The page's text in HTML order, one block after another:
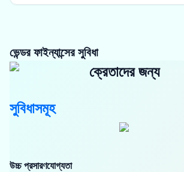
ভেন্ডর ফাইন্যান্সের সুবিধা
ক্রেতাদের জন্য
সুবিধাসমূহ
উচ্চ প্রসারণযোগ্যতা